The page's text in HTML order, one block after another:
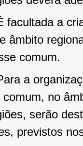
facultada a
âmbito
comum.
a
comum, no
serão
previstos